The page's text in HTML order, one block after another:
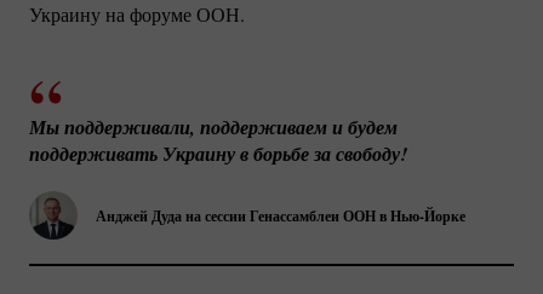
Украину на форуме ООН.
Анджей Дуда на сессии Генассамблеи ООН вНью-Йорке
Мы поддерживали, поддерживаем и будем
поддерживать Украину в борьбе за свободу!